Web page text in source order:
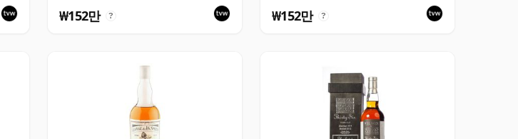
₩152만 ? ₩152만 ?